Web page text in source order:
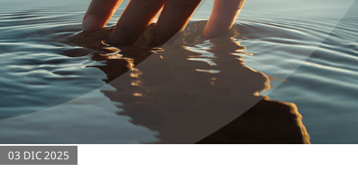
03 DIC 2025